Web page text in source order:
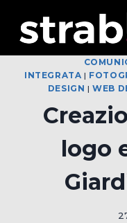
contenuto
INTEGRATA |
DESIGN |WEB
logo